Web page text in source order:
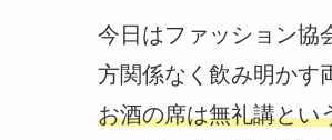
今日はファッション協
方関係なく飲み明かす
お酒の席は無礼講とい